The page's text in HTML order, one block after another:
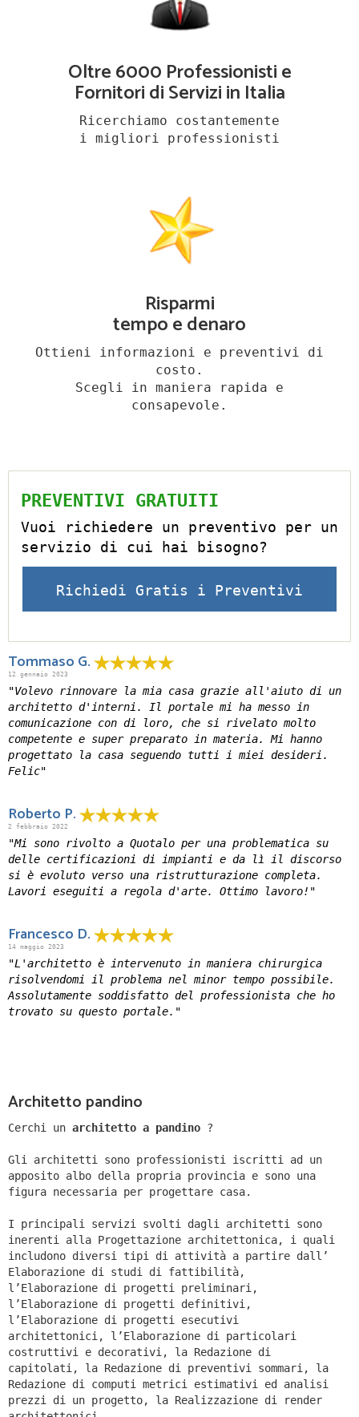
Oltre 6000 Professionisti e
Fornitori di Servizi in Italia
Ricerchiamo costantemente
i migliori professionisti
Risparmi
tempo e denaro
Ottieni informazioni e preventivi di
costo.
Scegli in maniera rapida e
consapevole.
PREVENTIVI GRATUITI
Vuoi richiedere un preventivo per un
servizio di cui hai bisogno?
Richiedi Gratis i Preventivi
Tommaso G.
12 gennaio 2023
"Volevo rinnovare la mia casa grazie all'aiuto di un
architetto d'interni. Il portale mi ha messo in
comunicazione con di loro, che si rivelato molto
competente e super preparato in materia. Mi hanno
progettato la casa seguendo tutti i miei desideri.
Felic"
Roberto P.
2 febbraio 2022
"Mi sono rivolto a Quotalo per una problematica su
delle certificazioni di impianti e da lì il discorso
si è evoluto verso una ristrutturazione completa.
Lavori eseguiti a regola d'arte. Ottimo lavoro!"
Francesco D.
14 maggio 2023
"L'architetto è intervenuto in maniera chirurgica
risolvendomi il problema nel minor tempo possibile.
Assolutamente soddisfatto del professionista che ho
trovato su questo portale."
Architetto pandino
Cerchi un architetto a pandino ?
Gli architetti sono professionisti iscritti ad un
apposito albo della propria provincia e sono una
figura necessaria per progettare casa.
I principali servizi svolti dagli architetti sono
inerenti alla Progettazione architettonica, i quali
includono diversi tipi di attività a partire dall’
Elaborazione di studi di fattibilità,
l’Elaborazione di progetti preliminari,
l’Elaborazione di progetti definitivi,
l’Elaborazione di progetti esecutivi
architettonici, l’Elaborazione di particolari
costruttivi e decorativi, la Redazione di
capitolati, la Redazione di preventivi sommari, la
Redazione di computi metrici estimativi ed analisi
prezzi di un progetto, la Realizzazione di render